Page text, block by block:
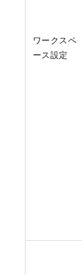
ワークスペ
ース設定